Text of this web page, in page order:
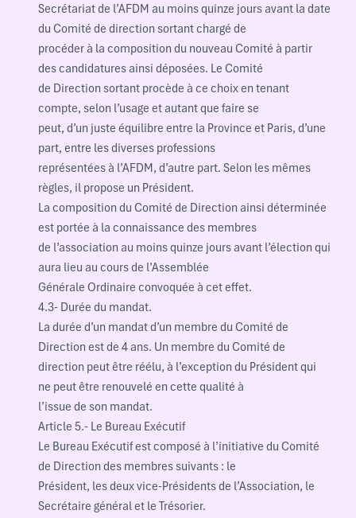
Secrétariat de l’AFDM au moins quinze jours avant la date
du Comité de direction sortant chargé de
procéder à la composition du nouveau Comité à partir
des candidatures ainsi déposées. Le Comité
de Direction sortant procède à ce choix en tenant
compte, selon l’usage et autant que faire se
peut, d’un juste équilibre entre la Province et Paris, d’une
part, entre les diverses professions
représentées à l’AFDM, d’autre part. Selon les mêmes
règles, il propose un Président.
La composition du Comité de Direction ainsi déterminée
est portée à la connaissance des membres
de l’association au moins quinze jours avant l’élection qui
aura lieu au cours de l’Assemblée
Générale Ordinaire convoquée à cet effet.
4.3- Durée du mandat.
La durée d’un mandat d’un membre du Comité de
Direction est de 4 ans. Un membre du Comité de
direction peut être réélu, à l’exception du Président qui
ne peut être renouvelé en cette qualité à
l’issue de son mandat.
Article 5.- Le Bureau Exécutif
Le Bureau Exécutif est composé à l’initiative du Comité
de Direction des membres suivants : le
Président, les deux vice-Présidents de l’Association, le
Secrétaire général et le Trésorier.